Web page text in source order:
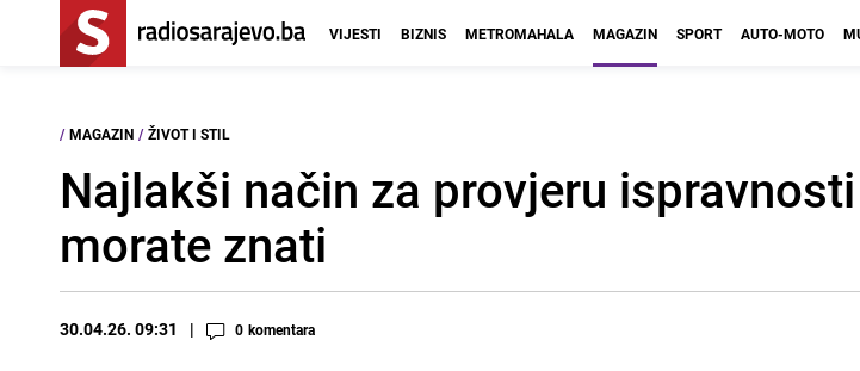
VIJESTI BIZNIS METROMAHALA MAGAZIN SPORT AUTO-MOTO
/ MAGAZIN / ŽIVOT I STIL
Najlakši način za provjeru
morate znati
30.04.26. 09:31 0 komentara